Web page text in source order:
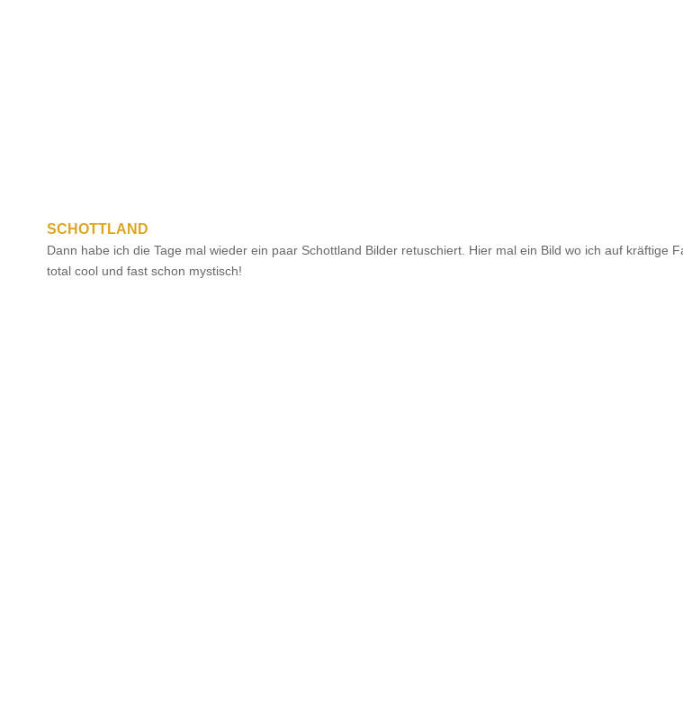
SCHOTTLAND
Dann habe ich die Tage mal wieder ein paar Schottland Bilder retuschiert. Hier mal ein Bild wo ich auf kräftige
total cool und fast schon mystisch!